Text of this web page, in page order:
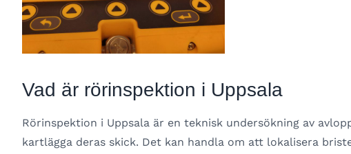
Vad är rörinspektion i Uppsala
Rörinspektion i Uppsala är en teknisk undersökning av
kartlägga deras skick. Det kan handla om att lokalisera